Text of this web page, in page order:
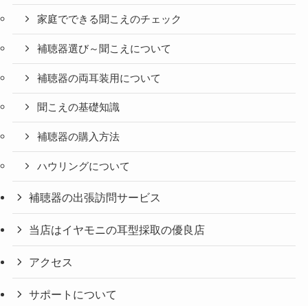
家庭でできる聞こえのチェック
補聴器選び～聞こえについて
補聴器の両耳装用について
聞こえの基礎知識
補聴器の購入方法
ハウリングについて
補聴器の出張訪問サービス
当店はイヤモニの耳型採取の優良店
アクセス
サポートについて